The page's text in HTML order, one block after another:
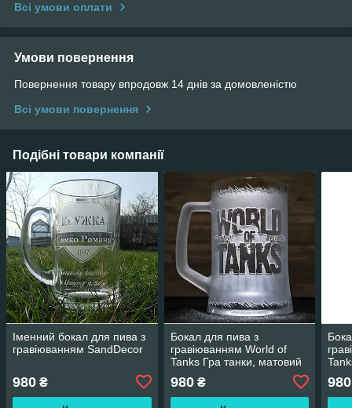
Всі умови оплати
Умови повернення
Повернення товару впродовж 14 днів за домовленістю
Всі умови повернення
Подібні товари компанії
Іменний бокал для пива з
гравіюванням SandDecor
980 ₴
Бокал для пива з
гравіюванням World of
Tanks Гра танки, матовий
SandDecor
980₴ 980